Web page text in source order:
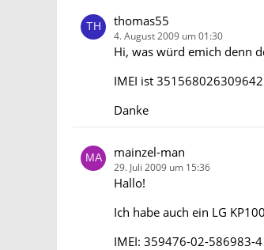
thomas55
4. August 2009 um 01:30
Hi, was würd emich denn
IMEI ist
Danke
mainzel-man
29. Juli 2009 um 15:36
Hallo!
Ich habe auch ein LG
IMEI: 359476-02-586983-4